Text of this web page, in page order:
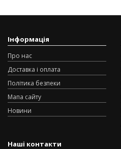
Інформація
Про нас
Доставка і оплата
Політика безпеки
Мапа сайту
Новини
Наші контакти